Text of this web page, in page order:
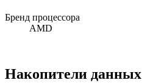
Бренд процессора
AMD
Накопители данных